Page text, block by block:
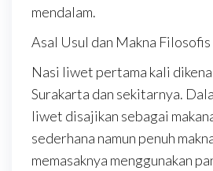
mendalam.
Asal Usul dan Makna
Nasi liwet pertama kali
Surakarta dan sekitarnya.
liwet disajikan sebagai
sederhana namun penuh
memasaknya menggunakan